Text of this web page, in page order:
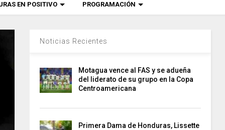
EN POSITIVO PROGRAMACIÓN
Noticias Recientes
Motagua vence al FAS y se adueña
del liderato de su grupo en la Copa
Centroamericana
Primera Dama de Honduras, Lissette